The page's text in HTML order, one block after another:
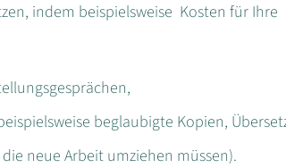
indem beispielsweise Kosten für Ihre
beglaubigte Kopien,
neue Arbeit umziehen müssen).